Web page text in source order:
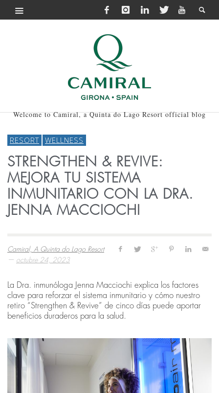
Welcome to Camiral, a Quinta do Lago Resort official blog
RESORT WELLNESS
STRENGTHEN & REVIVE:
MEJORA TU SISTEMA
INMUNITARIO CON LA DRA.
JENNA MACCIOCHI
Camiral, A Quinta do Lago Resort
— octubre 24, 2023
La Dra. inmunóloga Jenna Macciochi explica los factores
clave para reforzar el sistema inmunitario y cómo nuestro
retiro “Strengthen & Revive” de cinco días puede aportar
beneficios duraderos para la salud.